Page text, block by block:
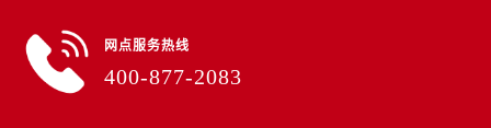
网点服务热线
400-877-2083